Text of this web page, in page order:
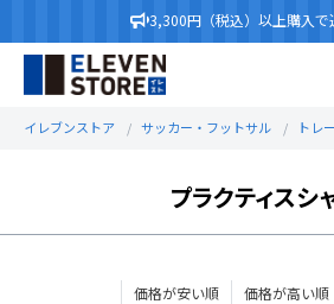
3,300円（税込）以上購入で
イレブンストア サッカー・フットサル トレ
プラクティスシ
価格が安い順 価格が高い順